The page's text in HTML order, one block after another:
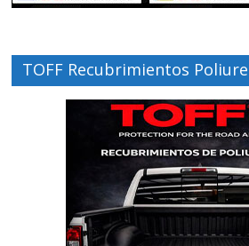
TOFF Recubrimientos